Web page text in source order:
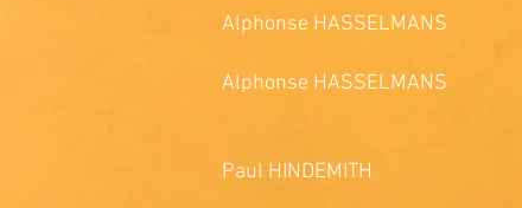
Alphonse HASSELMANS
Alphonse
Romance sans
Paul HINDEMITH